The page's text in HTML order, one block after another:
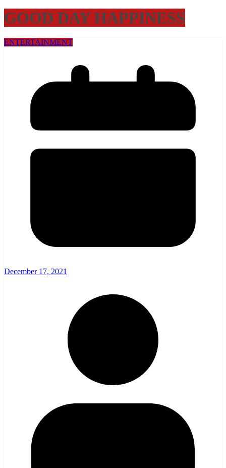
GOOD DAY HAPPINESS
ENTERTAINMENT
December 17, 2021